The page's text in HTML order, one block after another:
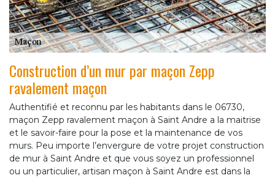
Construction d’un mur par maçon Zepp
ravalement maçon
Authentifié et reconnu par les habitants dans le 06730,
maçon Zepp ravalement maçon à Saint Andre a la maitrise
et le savoir-faire pour la pose et la maintenance de vos
murs. Peu importe l’envergure de votre projet construction
de mur à Saint Andre et que vous soyez un professionnel
ou un particulier, artisan maçon à Saint Andre est dans la